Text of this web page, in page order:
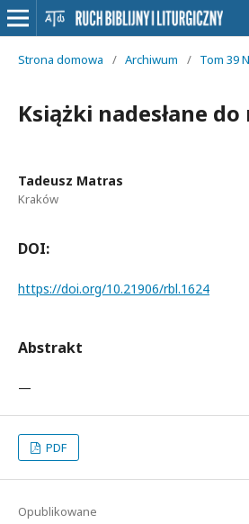
Strona domowa / Archiwum / Tom 39
Książki nadesłane
Tadeusz Matras
Kraków
DOI:
https://doi.org/10.21906/rbl.1624
Abstrakt
—
PDF
Opublikowane